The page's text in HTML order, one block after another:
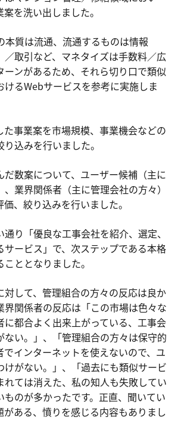
を洗い出しました。
質は流通、流通するものは情報
／取引など、マネタイズは手数料／広
ーンがあるため、それら切り口で類似
けるWebサービスを参考に実施しま
た事業案を市場規模、事業機会などの
込みを行いました。
だ数案について、ユーザー候補（主に
業界関係者（主に管理会社の方々）
、絞り込みを行いました。
り「優良な工事会社を紹介、選定、
サービス」で、次ステップである本格
ととなりました。
して、管理組合の方々の反応は良か
界関係者の反応は「この市場は色々な
に都合よく出来上がっている、工事会
ない。」、「管理組合の方々は保守的
でインターネットを使えないので、ユ
けがない。」、「過去にも類似サービ
れては消えた、私の知人も失敗してい
ものが多かったです。正直、聞いてい
がある、憤りを感じる内容もありまし